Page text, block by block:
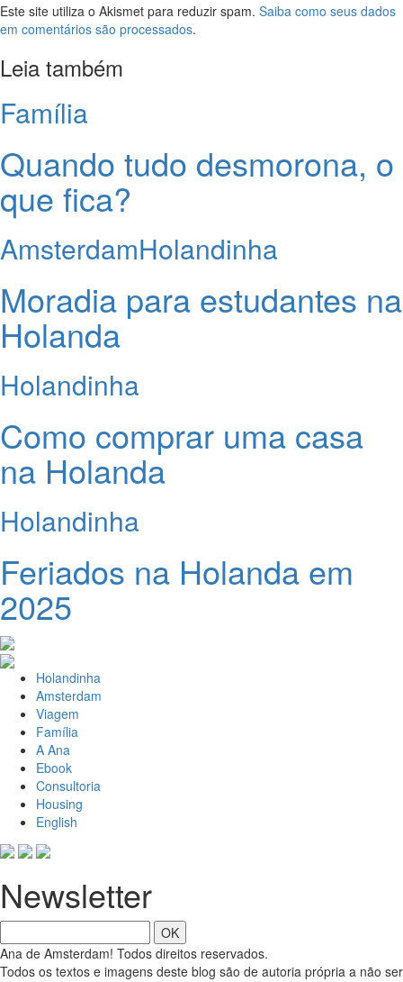
Este site utiliza o Akismet para reduzir spam. Saiba como seus dados
em comentários são processados.
Leia também
Família
Quando tudo desmorona, o
que fica?
AmsterdamHolandinha
Moradia para estudantes na
Holanda
Holandinha
Como comprar uma casa
na Holanda
Holandinha
Feriados na Holanda em
2025
Holandinha
Amsterdam
Viagem
Família
A Ana
Ebook
Consultoria
Housing
English
Newsletter
OK
Ana de Amsterdam! Todos direitos reservados.
Todos os textos e imagens deste blog são de autoria própria a não ser